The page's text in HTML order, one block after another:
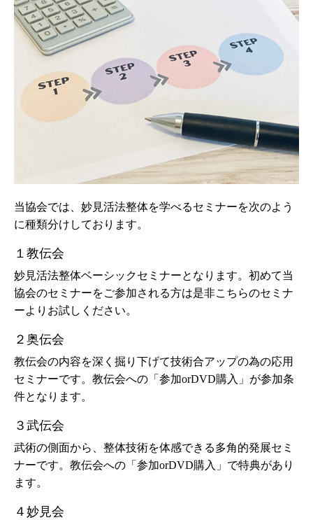
当協会では、妙見活法整体を学べるセミナーを次のよう
に種類分けしております。
１教伝会
妙見活法整体ベーシックセミナーとなります。初めて当
協会のセミナーをご参加される方は是非こちらのセミナ
ーよりお試しください。
２奥伝会
教伝会の内容を深く掘り下げて技術合アップの為の応用
セミナーです。教伝会への「参加orDVD購入」が参加条
件となります。
３武伝会
武術の側面から、整体技術を体感できる多角的発展セミ
ナーです。教伝会への「参加orDVD購入」で特典があり
ます。
４妙見会